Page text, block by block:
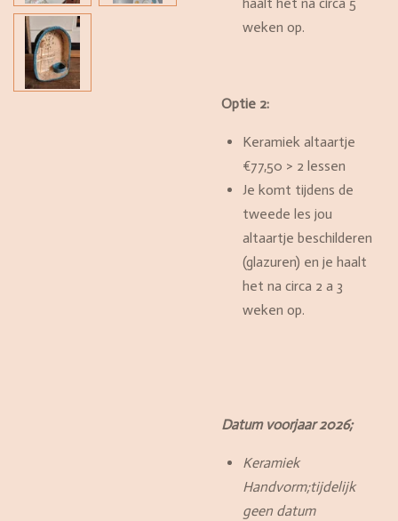
haalt het na circa 5
weken op.
Optie 2:
Keramiek altaartje
€77,50 > 2 lessen
Je komt tijdens de
tweede les jou
altaartje beschilderen
(glazuren) en je haalt
het na circa 2 a 3
weken op.
Datum voorjaar 2026;
Keramiek
Handvorm;tijdelijk
geen datum